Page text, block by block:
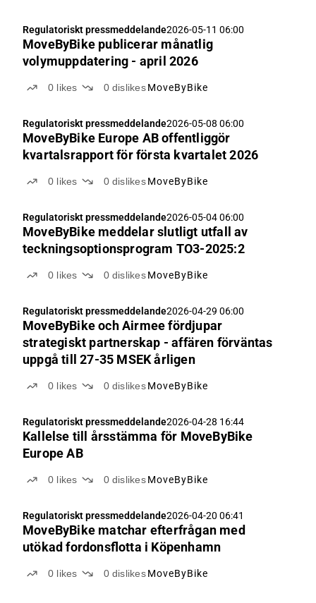
Regulatoriskt pressmeddelande2026-05-11 06:00
MoveByBike publicerar månatlig
volymuppdatering - april 2026
0 likes 0 dislikes MoveByBike
Regulatoriskt pressmeddelande2026-05-08 06:00
MoveByBike Europe AB offentliggör
kvartalsrapport för första kvartalet 2026
0 likes 0 dislikes MoveByBike
Regulatoriskt pressmeddelande2026-05-04 06:00
MoveByBike meddelar slutligt utfall av
teckningsoptionsprogram TO3-2025:2
0 likes 0 dislikes MoveByBike
Regulatoriskt pressmeddelande2026-04-29 06:00
MoveByBike och Airmee fördjupar
strategiskt partnerskap - affären förväntas
uppgå till 27-35 MSEK årligen
0 likes 0 dislikes MoveByBike
Regulatoriskt pressmeddelande2026-04-28 16:44
Kallelse till årsstämma för MoveByBike
Europe AB
0 likes 0 dislikes MoveByBike
Regulatoriskt pressmeddelande2026-04-20 06:41
MoveByBike matchar efterfrågan med
utökad fordonsflotta i Köpenhamn
0 likes 0 dislikes MoveByBike